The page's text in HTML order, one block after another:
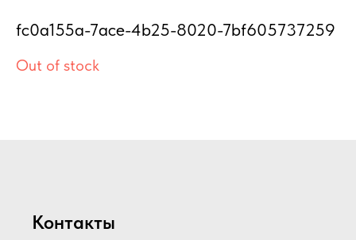
fc0a155a-7ace-4b25-8020-7bf605737259
Out of stock
Контакты